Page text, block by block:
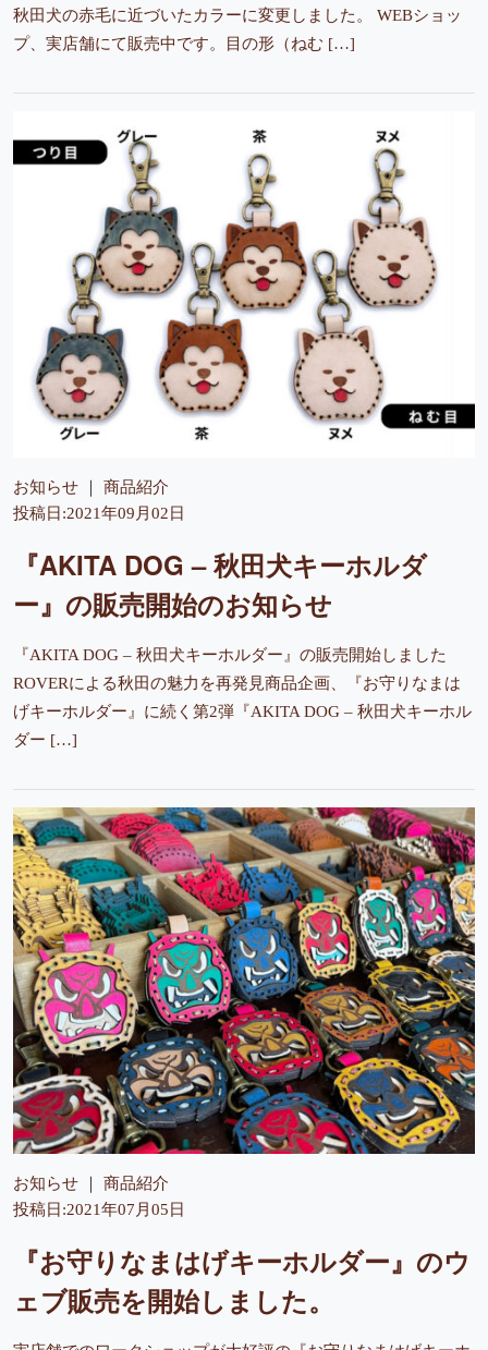
秋田犬の赤毛に近づいたカラーに変更しました。 WEBショッ
プ、実店舗にて販売中です。目の形（ねむ […]
お知らせ
商品紹介
投稿日:2021年09月02日
『AKITA DOG – 秋田犬キーホルダ
ー』の販売開始のお知らせ
『AKITA DOG – 秋田犬キーホルダー』の販売開始しました
ROVERによる秋田の魅力を再発見商品企画、『お守りなまは
げキーホルダー』に続く第2弾『AKITA DOG – 秋田犬キーホル
ダー […]
お知らせ
商品紹介
投稿日:2021年07月05日
『お守りなまはげキーホルダー』のウ
ェブ販売を開始しました。